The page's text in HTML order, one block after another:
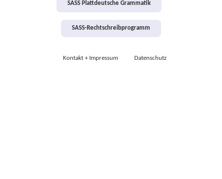
SASS Plattdeutsche Grammatik
SASS-Rechtschreibprogramm
Kontakt + Impressum Datenschutz